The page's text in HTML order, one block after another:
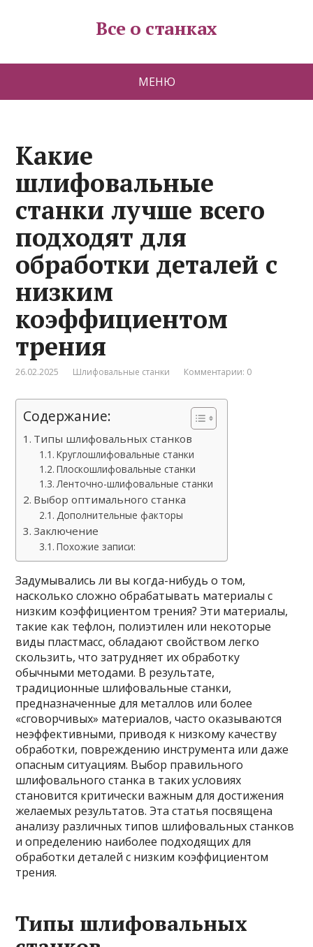
Все о станках
МЕНЮ
Какие
шлифовальные
станки лучше всего
подходят для
обработки деталей с
низким
коэффициентом
трения
26.02.2025 Шлифовальные станки Комментарии: 0
Содержание:
Типы шлифовальных станков
Круглошлифовальные станки
Плоскошлифовальные станки
Ленточно-шлифовальные станки
Выбор оптимального станка
Дополнительные факторы
Заключение
Похожие записи:
Задумывались ли вы когда-нибудь о том,
насколько сложно обрабатывать материалы с
низким коэффициентом трения? Эти материалы,
такие как тефлон, полиэтилен или некоторые
виды пластмасс, обладают свойством легко
скользить, что затрудняет их обработку
обычными методами. В результате,
традиционные шлифовальные станки,
предназначенные для металлов или более
«сговорчивых» материалов, часто оказываются
неэффективными, приводя к низкому качеству
обработки, повреждению инструмента или даже
опасным ситуациям. Выбор правильного
шлифовального станка в таких условиях
становится критически важным для достижения
желаемых результатов. Эта статья посвящена
анализу различных типов шлифовальных станков
и определению наиболее подходящих для
обработки деталей с низким коэффициентом
трения.
Типы шлифовальных